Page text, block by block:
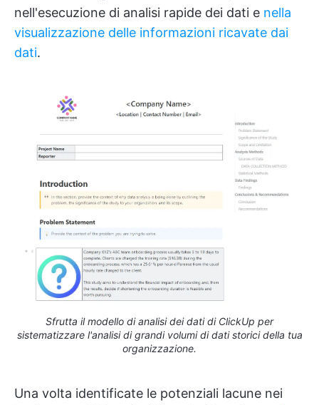
nell'esecuzione di analisi rapide dei dati e nella
visualizzazione delle informazioni ricavate dai
dati.
Sfrutta il modello di analisi dei dati di ClickUp per
sistematizzare l'analisi di grandi volumi di dati storici della tua
organizzazione.
Una volta identificate le potenziali lacune nei